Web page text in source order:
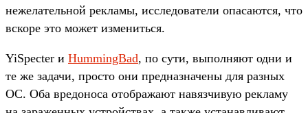
нежелательной рекламы, исследователи опасаются, что
вскоре это может измениться.
YiSpecter и HummingBad, по сути, выполняют одни и
те же задачи, просто они предназначены для разных
ОС. Оба вредоноса отображают навязчивую рекламу